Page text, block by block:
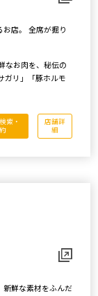
店。 全席が掘り
なお肉を、秘伝の
ガリ」「豚ホルモ
索・
店舗詳
細
新鮮な素材をふんだ